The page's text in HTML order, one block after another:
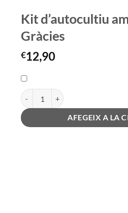
Kit d’autocultiu
Gràcies
€12,90
quantitat de Kit d'autocultiu amb
AFEGEIX A LA